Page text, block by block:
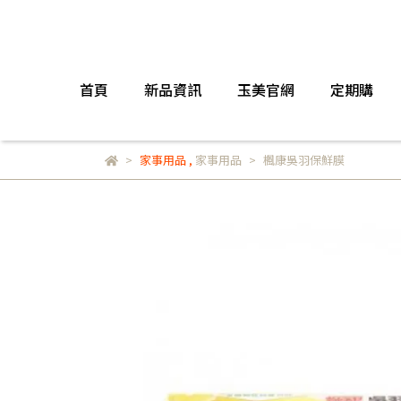
首頁 新品資訊 玉美官網 定期購
家事用品, 家事用品 楓康吳羽保鮮膜